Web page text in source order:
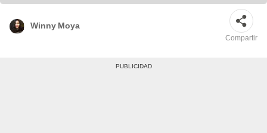
Oviedo para La República/EFE
Winny Moya
Compartir